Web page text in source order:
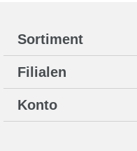
Sortiment
Filialen
Konto